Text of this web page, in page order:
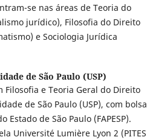
se nas áreas de Teoria do
jurídico), Filosofia do Direito
e Sociologia Jurídica
de São Paulo (USP)
e Teoria Geral do Direito
de São Paulo (USP), com bolsa
de São Paulo (FAPESP).
Université Lumière Lyon 2 (PITES